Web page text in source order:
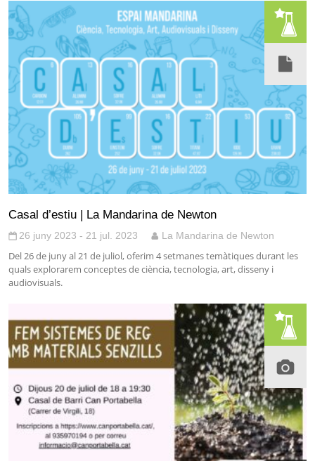
Casal d’estiu | La Mandarina de Newton
26 juny 2023 - 21 jul. 2023 La Mandarina de Newton
Del 26 de juny al 21 de juliol, oferim 4 setmanes temàtiques durant les
quals explorarem conceptes de ciència, tecnologia, art, disseny i
audiovisuals.